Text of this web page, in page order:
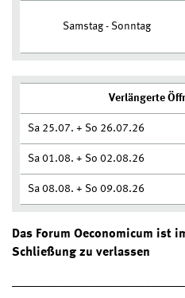
Samstag - Sonntag
Verlängerte
Sa 25.07. + So 26.07.26
Sa 01.08. + So 02.08.26
Sa 08.08. + So 09.08.26
Das Forum Oeconomicum ist
Schließungzu verlassen